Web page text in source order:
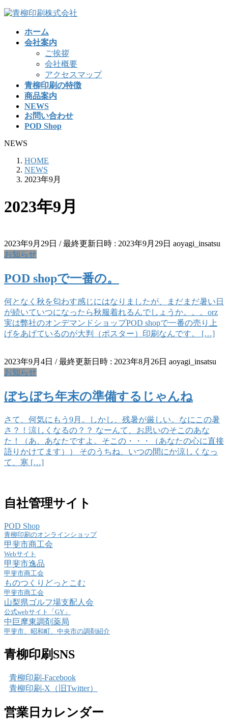
コ
ナ
ホーム
会社案内
ご挨拶
会社概要
アクセスマップ
青柳印刷の特徴
商品案内
NEWS
お問い合わせ
POD Shop
NEWS
HOME
NEWS
2023年9月
2023年9月
2023年9月29日 / 最終更新日時 : 2023年9月29日 aoyagi_insatsu
お知らせ
POD shopで一番の。
何となく秋を匂わす感じにはなりましたが、まだまだ暑い日
が続いていつになったら秋服着れるんでしょうか。。。orz
実は弊社のオンデマンドショップPOD shopで一番の売り上
げをあげているのが大判（ポスター）印刷なんです。 […]
2023年9月4日 / 最終更新日時 : 2023年8月26日 aoyagi_insatsu
お知らせ
ぼちぼち年末の準備するじゃんね
さて、何気にもう9月。しかし、残暑が厳しい。なにこの暑
さ？！涼しくなるの？？ なーんて、お思いのそこのあな
た！（あ、あなたですよ。そこの・・・（あなたの心に直接
語りかけてます）） そのうちね、いつの間にか涼しくなっ
て、寒 […]
自社管理サイト
POD Shop
青柳印刷のオンラインショップ
甲斐市商工会
Webサイト
甲斐市逸品
甲斐市商工会
ものつくりどっとこむ
甲斐市商工会
山梨県ゴルフ場支配人会
公式webサイト「GY」
中巨摩東調剤薬局
甲斐市、昭和町、中央市の調剤紹介
青柳印刷SNS
青柳印刷-Facebook
青柳印刷-X（旧Twitter）
営業日カレンダー